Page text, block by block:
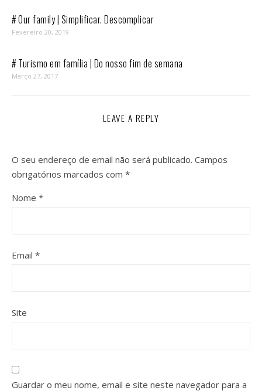
# Our family | Simplificar. Descomplicar
Fevereiro 20, 2019
# Turismo em família | Do nosso fim de semana
Março 27, 2017
LEAVE A REPLY
O seu endereço de email não será publicado. Campos
obrigatórios marcados com *
Nome *
Email *
Site
Guardar o meu nome, email e site neste navegador para a